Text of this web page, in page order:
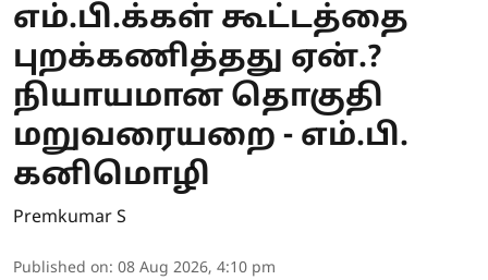
எம்.பி.க்கள் கூட்டத்தை
புறக்கணித்தது ஏன்.?
நியாயமான தொகுதி
மறுவரையறை - எம்.பி.
கனிமொழி
Premkumar S
Published on: 08 Aug 2026, 4:10 pm